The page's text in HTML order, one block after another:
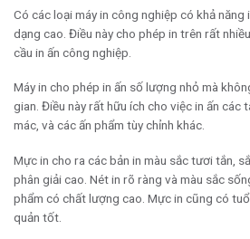
Có các loại máy in công nghiệp có khả
dạng cao. Điều này cho phép in trên rất
cầu in ấn công nghiệp.
Máy in cho phép in ấn số lượng nhỏ mà
gian. Điều này rất hữu ích cho việc in ấn các
mác, và các ấn phẩm tùy chỉnh khác.
Mực in cho ra các bản in màu sắc tươi tắn,
phân giải cao. Nét in rõ ràng và màu sắc
phẩm có chất lượng cao. Mực in cũng có
quản tốt.